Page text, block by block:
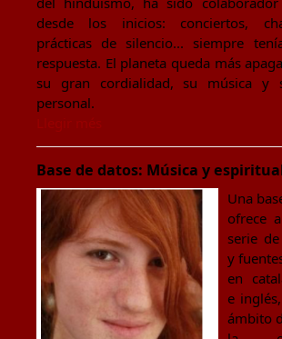
desde los inicios: conciertos,
prácticas de silencio... siempre
respuesta. El planeta queda más
su gran cordialidad, su música y
personal.
Base de datos: Música y
Una
ofrece
serie
y
en
e
ámbito